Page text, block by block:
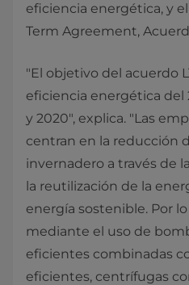
eficiencia energética, y
Term Agreement,
"El objetivo del acuerdo
eficiencia energética del
y 2020", explica. "Las
centran en la reducción
invernadero a través de
la reutilización de la
energía sostenible. Por
mediante el uso de
eficientes combinadas
eficientes, centrífugas